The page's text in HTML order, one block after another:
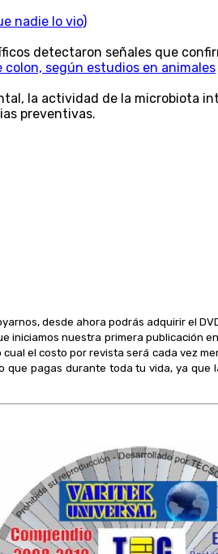
nadie lo vio)
detectaron señales que
según estudios en animales
la actividad de la microbiota
preventivas.
desde ahora podrás adquirir el
iniciamos nuestra primera
el costo por revista será cada vez
pagas durante toda tu vida, ya